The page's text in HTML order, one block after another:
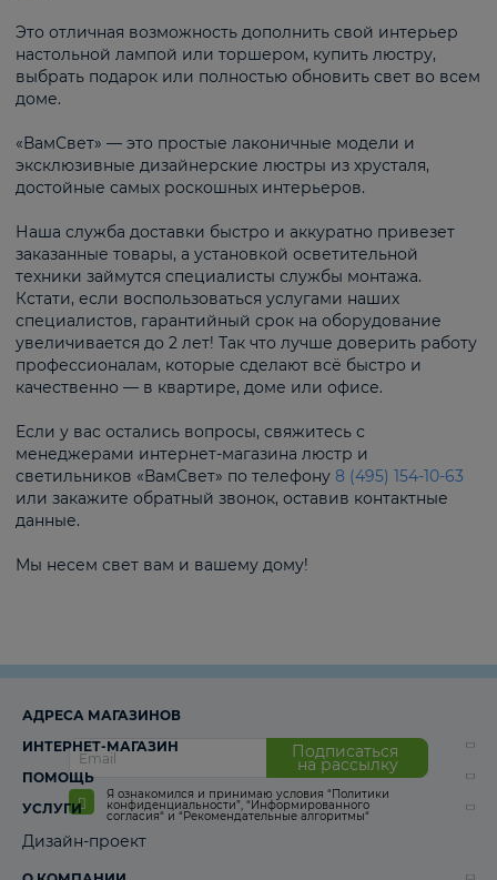
Это отличная возможность дополнить свой интерьер
настольной лампой или торшером, купить люстру,
выбрать подарок или полностью обновить свет во всем
доме.
«ВамСвет» — это простые лаконичные модели и
эксклюзивные дизайнерские люстры из хрусталя,
достойные самых роскошных интерьеров.
Наша служба доставки быстро и аккуратно привезет
заказанные товары, а установкой осветительной
техники займутся специалисты службы монтажа.
Кстати, если воспользоваться услугами наших
специалистов, гарантийный срок на оборудование
увеличивается до 2 лет! Так что лучше доверить работу
профессионалам, которые сделают всё быстро и
качественно — в квартире, доме или офисе.
Если у вас остались вопросы, свяжитесь с
менеджерами интернет-магазина люстр и
светильников «ВамСвет» по телефону 8 (495) 154-10-63
или закажите обратный звонок, оставив контактные
данные.
Мы несем свет вам и вашему дому!
Подписаться
на рассылку
Я ознакомился и принимаю условия “Политики
конфиденциальности”, “Информированного
согласия“ и “Рекомендательные алгоритмы“
АДРЕСА МАГАЗИНОВ
ИНТЕРНЕТ-МАГАЗИН
ПОМОЩЬ
УСЛУГИ
Дизайн-проект